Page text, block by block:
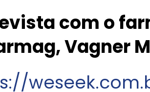
com o
Vagner